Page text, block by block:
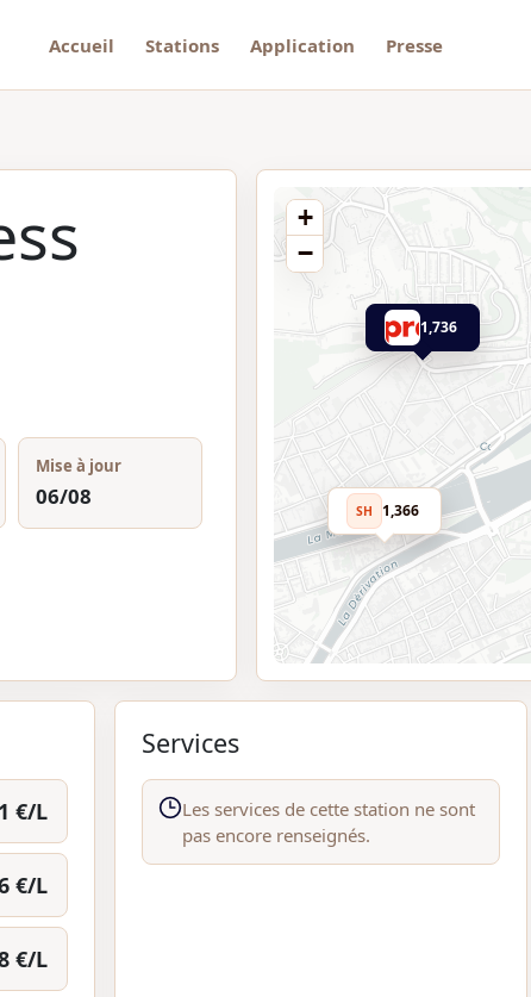
Accueil Stations Application Presse
Mise à jour
06/08
1,736
SH 1,366
+
−
€/L
€/L
€/L
Services
Les services de cette station ne sont
pas encore renseignés.